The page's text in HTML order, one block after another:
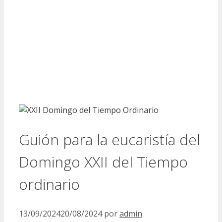
Guión para la eucaristía del
Domingo XXII del Tiempo
ordinario
13/09/202420/08/2024 poradmin